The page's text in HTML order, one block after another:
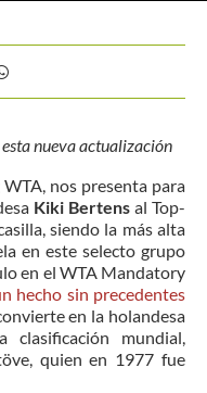
nueva actualización
nos presenta para
Kiki Bertens al Top-
siendo la más alta
en este selecto grupo
en el WTA Mandatory
hecho sin precedentes
en la holandesa
mundial,
quien en 1977 fue